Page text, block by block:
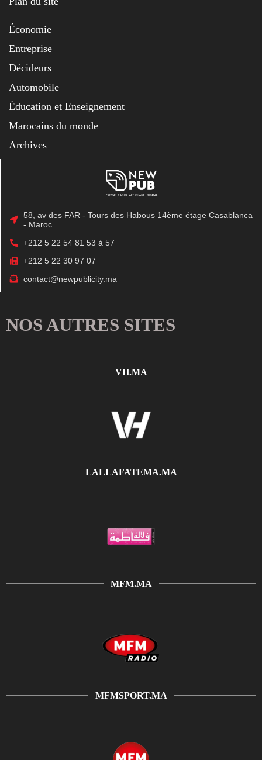
Économie
Entreprise
Décideurs
Automobile
Éducation et Enseignement
Marocains du monde
Archives
58, av des FAR - Tours des Habous 14ème étage Casablanca
- Maroc
+212 5 22 54 81 53 à 57
+212 5 22 30 97 07
contact@newpublicity.ma
NOS AUTRES SITES
VH.MA
LALLAFATEMA.MA
MFM.MA
MFMSPORT.MA